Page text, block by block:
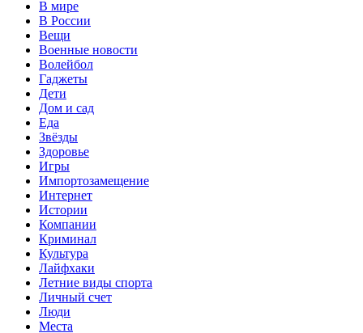
В мире
В России
Вещи
Военные новости
Волейбол
Гаджеты
Дети
Дом и сад
Еда
Звёзды
Здоровье
Игры
Импортозамещение
Интернет
Истории
Компании
Криминал
Культура
Лайфхаки
Летние виды спорта
Личный счет
Люди
Места